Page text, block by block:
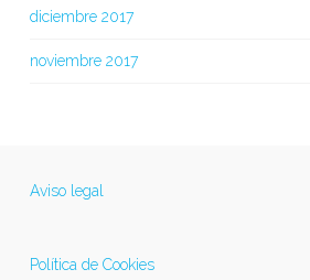
diciembre 2017
noviembre 2017
Aviso legal
Política de Cookies